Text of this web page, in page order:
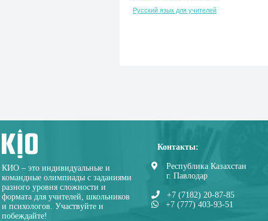
Русский язык для учителей
КИО – это индивидуальные и
командные олимпиады с заданиями
разного уровня сложности и
формата для учителей, школьников
и психологов. Участвуйте и
побеждайте!
Контакты:
Республика Казахстан
г. Павлодар
+7 (7182) 20-87-85
+7 (777) 403-93-51